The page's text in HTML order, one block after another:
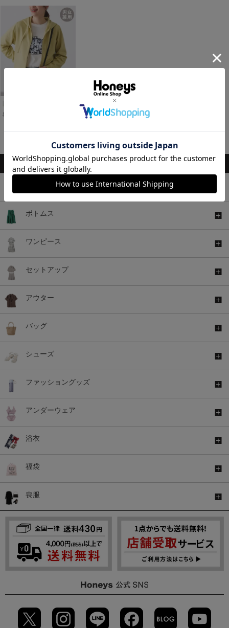
きれいめジップパーカー
1～7件 (全7件)
ボトムス
ワンピース
セットアップ
アウター
バッグ
シューズ
ファッショングッズ
アンダーウェア
浴衣
福袋
喪服